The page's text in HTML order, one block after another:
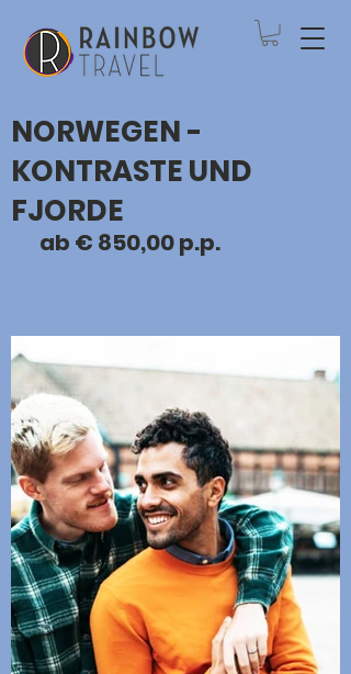
NORWEGEN -
KONTRASTE UND
FJORDE
  ab € 850,00 p.p.